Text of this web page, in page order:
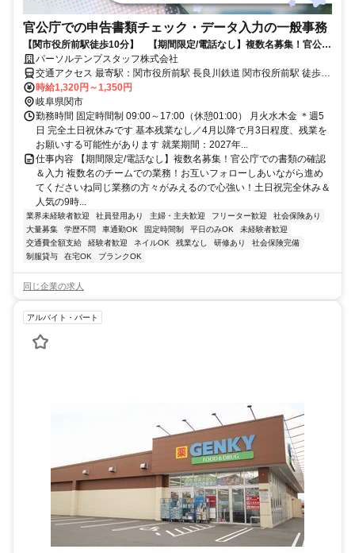
官公庁での申告書類チェック・データ入力の一般事務
【関市役所前駅徒歩10分】 【期間限定/電話なし】複数名募集！官公庁
での書類の確認＆入力
パーソルテンプスタッフ株式会社
交通アクセス 最寄駅：関市役所前駅 長良川鉄道 関市役所前駅 徒歩10
分 ＪＲ東海道本線(熱海－米原) 岐阜駅 車37分 美濃太田駅からもクル
マで25分 車通勤可能 無料駐車場があります
時給1,320円～1,350円
岐阜県関市
勤務時間 固定時間制 09:00～17:00（休憩01:00） 月火水木金 ＊週5
日 完全土日祝休みです 基本残業なし／4月以降で月3日程度、残業を
お願いする可能性があります 就業期間：2027年...
仕事内容 【期間限定/電話なし】複数名募集！官公庁での書類の確認
＆入力 複数名のチームでの業務！お互いフォローしあいながら進め
てくださいね同じ業務の方々がみえるので心強い！土日祝完全休み＆
人気の9時...
業界未経験者歓迎 社員登用あり 主婦・主夫歓迎 フリーター歓迎
社会保険あり
大量募集
学歴不問 車通勤OK 固定時間制 平日のみOK
未経験者歓迎
交通費全額支給
経験者歓迎 ネイルOK 残業なし 研修あり
社会保険完備
制服貸与
在宅OK ブランクOK
同じ企業の求人
アルバイト・パート